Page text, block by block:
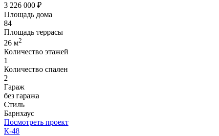
3 226 000 ₽
Площадь дома
84
Площадь террасы
26 м2
Количество этажей
1
Количество спален
2
Гараж
без гаража
Стиль
Барнхаус
Посмотреть проект
К-48